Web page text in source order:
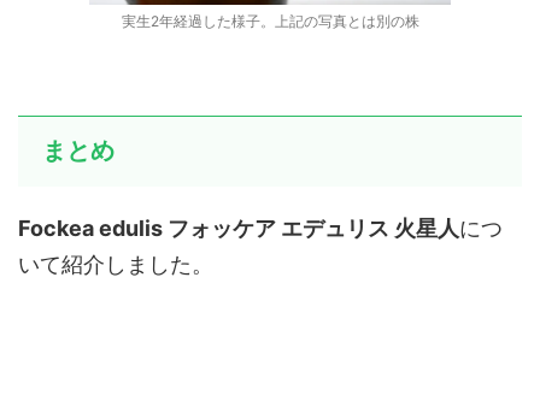
実生2年経過した様子。上記の写真とは別の株
まとめ
Fockea edulis フォッケア エデュリス 火星人につ
いて紹介しました。